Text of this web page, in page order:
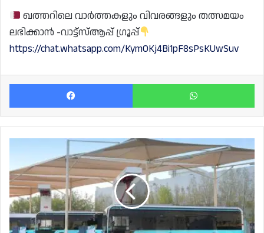
ഖത്തറിലെ വാർത്തകളും വിവരങ്ങളും തത്സമയം
ലഭിക്കാൻ -വാട്ട്സ്ആപ്പ് ഗ്രൂപ്പ്
https://chat.whatsapp.com/KymOKj4Bi1pF8sPsKUwSuv
Facebook
വാഹനങ്ങൾക്കായി
പൂർണ
സജ്ജമായ
രാജ്യങ്ങൾ;
ആദ്യ
പത്തിൽ
ഖത്തർ